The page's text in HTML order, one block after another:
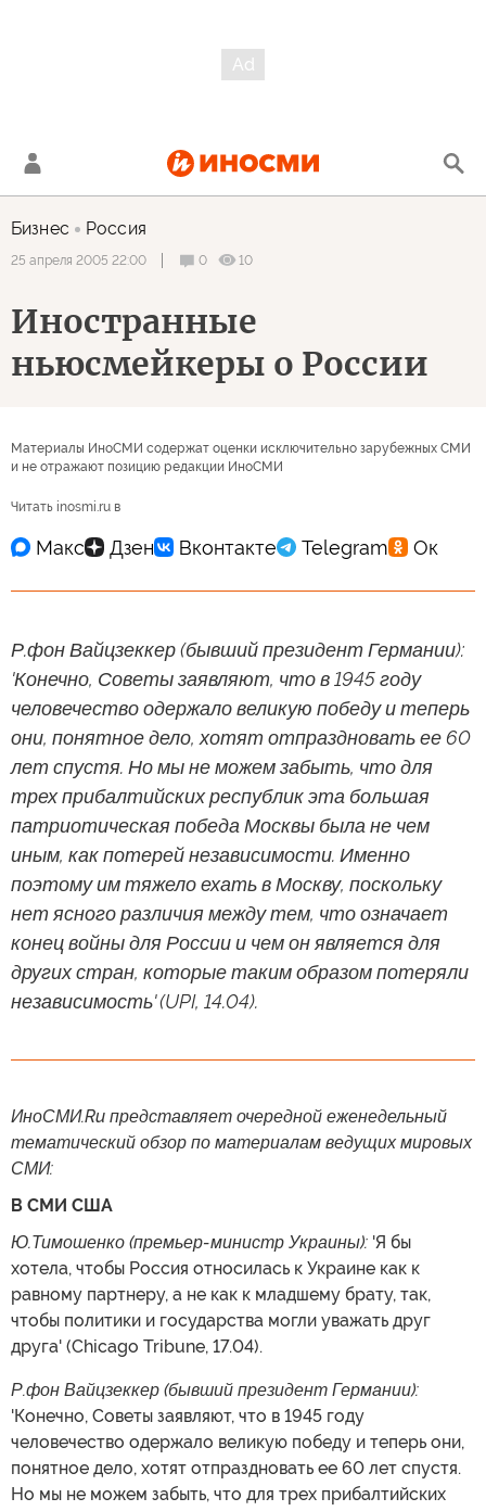
Бизнес Россия
25 апреля 2005 22:00 0 10
Иностранные
ньюсмейкеры о России
Материалы ИноСМИ содержат оценки исключительно зарубежных СМИ
и не отражают позицию редакции ИноСМИ
Читать inosmi.ru в
Р.фон Вайцзеккер (бывший президент Германии):
'Конечно, Советы заявляют, что в 1945 году
человечество одержало великую победу и теперь
они, понятное дело, хотят отпраздновать ее 60
лет спустя. Но мы не можем забыть, что для
трех прибалтийских республик эта большая
патриотическая победа Москвы была не чем
иным, как потерей независимости. Именно
поэтому им тяжело ехать в Москву, поскольку
нет ясного различия между тем, что означает
конец войны для России и чем он является для
других стран, которые таким образом потеряли
независимость' (UPI, 14.04).
ИноСМИ.Ru представляет очередной еженедельный
тематический обзор по материалам ведущих мировых
СМИ:
В СМИ США
Ю.Тимошенко (премьер-министр Украины): 'Я бы
хотела, чтобы Россия относилась к Украине как к
равному партнеру, а не как к младшему брату, так,
чтобы политики и государства могли уважать друг
друга' (Chicago Tribune, 17.04).
Р.фон Вайцзеккер (бывший президент Германии):
'Конечно, Советы заявляют, что в 1945 году
человечество одержало великую победу и теперь они,
понятное дело, хотят отпраздновать ее 60 лет спустя.
Но мы не можем забыть, что для трех прибалтийских